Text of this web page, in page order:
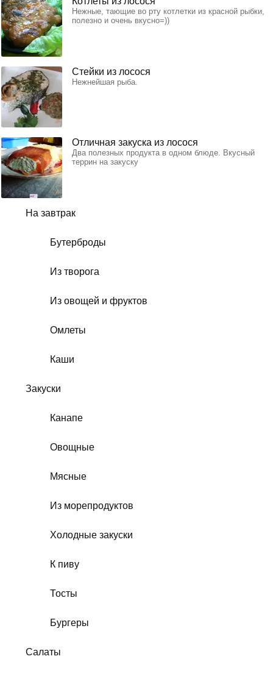
На завтрак
Бутерброды
Из творога
Из овощей и фруктов
Омлеты
Каши
Закуски
Канапе
Овощные
Мясные
Из морепродуктов
Холодные закуски
К пиву
Тосты
Бургеры
Салаты
Нежные, тающие во рту котлетки из красной рыбки,
полезно и очень вкусно=))
Стейки из лосося
Нежнейшая рыба.
Отличная закуска из лосося
Два полезных продукта в одном блюде. Вкусный
террин на закуску